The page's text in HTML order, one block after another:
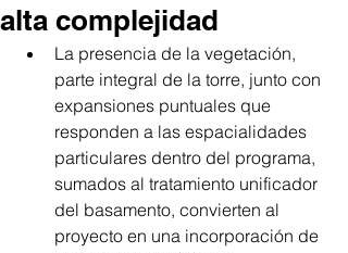
alta complejidad
La presencia de la vegetación,
parte integral de la torre, junto con
expansiones puntuales que
responden a las espacialidades
particulares dentro del programa,
sumados al tratamiento unificador
del basamento, convierten al
proyecto en una incorporación de